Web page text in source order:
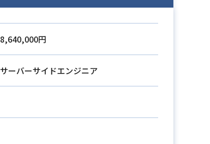
8,640,000円
サーバーサイドエンジニア